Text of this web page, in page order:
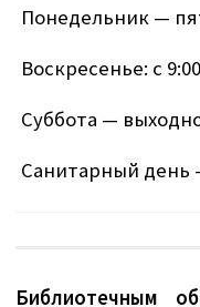
Понедельник —
Воскресенье: с
Суббота —
Санитарный день
Библиотечным